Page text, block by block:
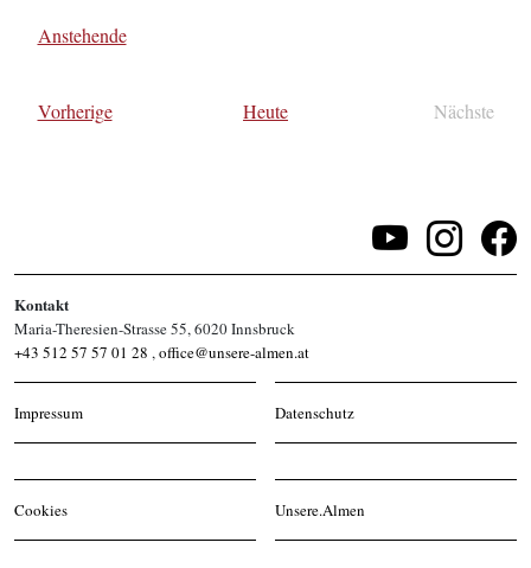
Anstehende
VorherigeVeranstaltungen Heute
Nächste
Kontakt
Maria-Theresien-Strasse 55, 6020 Innsbruck
+43 512 57 57 01 28 ,office@unsere-almen.at
Impressum Datenschutz
Cookies Unsere.Almen